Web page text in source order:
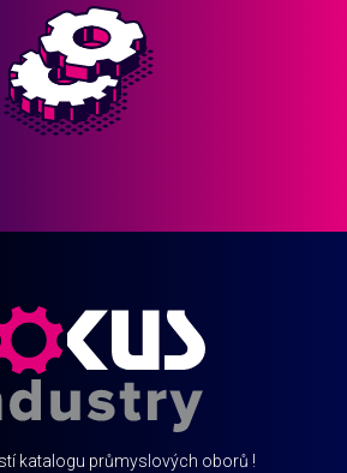
katalogu průmyslových oborů !